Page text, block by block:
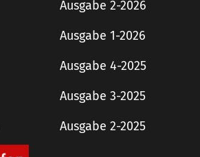
Ausgabe 2-2026
Ausgabe 1-2026
Ausgabe 4-2025
Ausgabe 3-2025
Ausgabe 2-2025